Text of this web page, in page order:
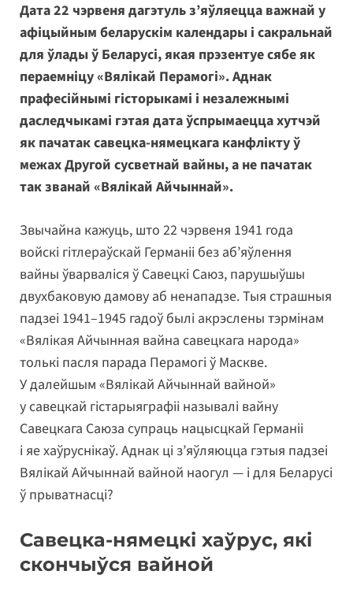
Дата 22 чэрвеня дагэтуль з’яўляецца важнай у
афіцыйным беларускім календары і сакральнай
для ўлады ў Беларусі, якая прэзентуе сябе як
пераемніцу «Вялікай Перамогі». Аднак
прафесійнымі гісторыкамі і незалежнымі
даследчыкамі гэтая дата ўспрымаецца хутчэй
як пачатак савецка-нямецкага канфлікту ў
межах Другой сусветнай вайны, а не пачатак
так званай «Вялікай Айчыннай».
Звычайна кажуць, што 22 чэрвеня 1941 года
войскі гітлераўскай Германіі без аб’яўлення
вайны ўварваліся ў Савецкі Саюз, парушыўшы
двухбаковую дамову аб ненападзе. Тыя страшныя
падзеі 1941–1945 гадоў былі акрэслены тэрмінам
«Вялікая Айчынная вайна савецкага народа»
толькі пасля парада Перамогі ў Маскве.
У далейшым «Вялікай Айчыннай вайной»
у савецкай гістарыяграфіі называлі вайну
Савецкага Саюза супраць нацысцкай Германіі
і яе хаўруснікаў. Аднак ці з’яўляюцца гэтыя падзеі
Вялікай Айчыннай вайной наогул — і для Беларусі
ў прыватнасці?
Савецка-нямецкі хаўрус, які
скончыўся вайной